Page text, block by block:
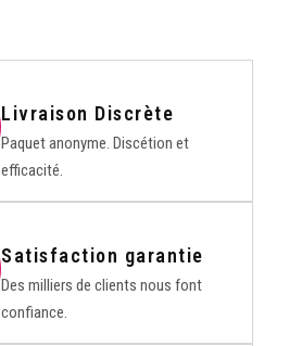
Livraison Discrète
Paquet anonyme. Discétion et
efficacité.
Satisfaction garantie
Des milliers de clients nous font
confiance.